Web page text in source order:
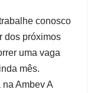
conosco
dos próximos
uma vaga
mês.
Ambev A